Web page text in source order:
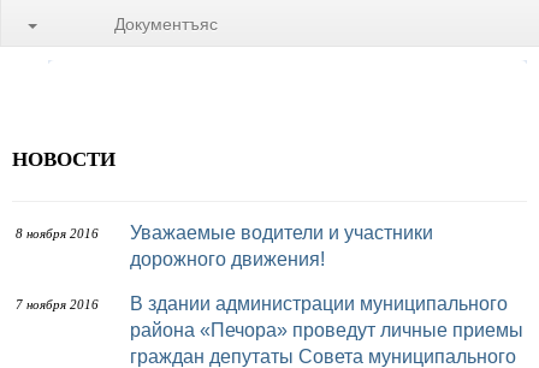
Документъяс
НОВОСТИ
8 ноября 2016
Уважаемые водители и участники
дорожного движения!
7 ноября 2016
В здании администрации муниципального
района «Печора» проведут личные приемы
граждан депутаты Совета муниципального